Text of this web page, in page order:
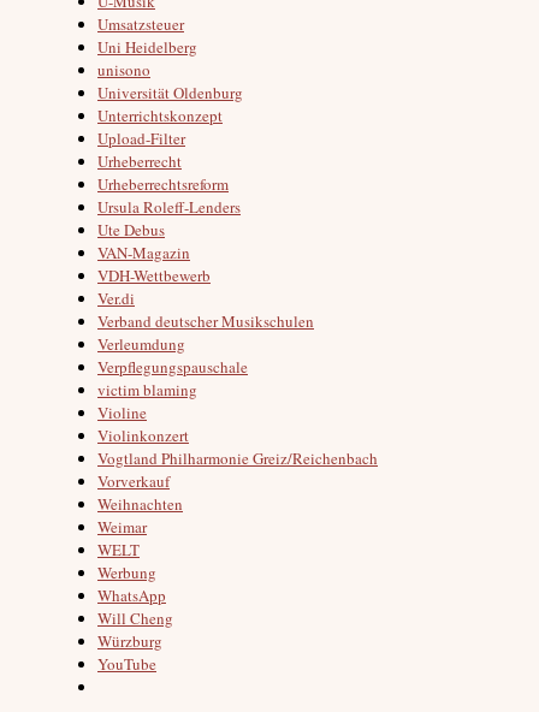
Umsatzsteuer
Uni Heidelberg
unisono
Universität Oldenburg
Unterrichtskonzept
Upload-Filter
Urheberrecht
Urheberrechtsreform
Ursula Roleff-Lenders
Ute Debus
VAN-Magazin
VDH-Wettbewerb
Ver.di
Verband deutscher Musikschulen
Verleumdung
Verpflegungspauschale
victim blaming
Violine
Violinkonzert
Vogtland Philharmonie Greiz/Reichenbach
Vorverkauf
Weihnachten
Weimar
WELT
Werbung
WhatsApp
Will Cheng
Würzburg
YouTube